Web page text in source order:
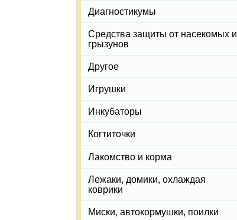
Диагностикумы
Средства защиты от насекомых и
грызунов
Другое
Игрушки
Инкубаторы
Когтиточки
Лакомство и корма
Лежаки, домики, охлаждая
коврики
Миски, автокормушки, поилки